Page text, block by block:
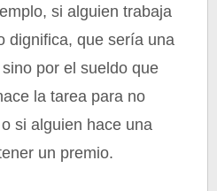
si alguien trabaja
dignifica, que sería una
por el sueldo que
la tarea para no
si alguien hace una
un premio.